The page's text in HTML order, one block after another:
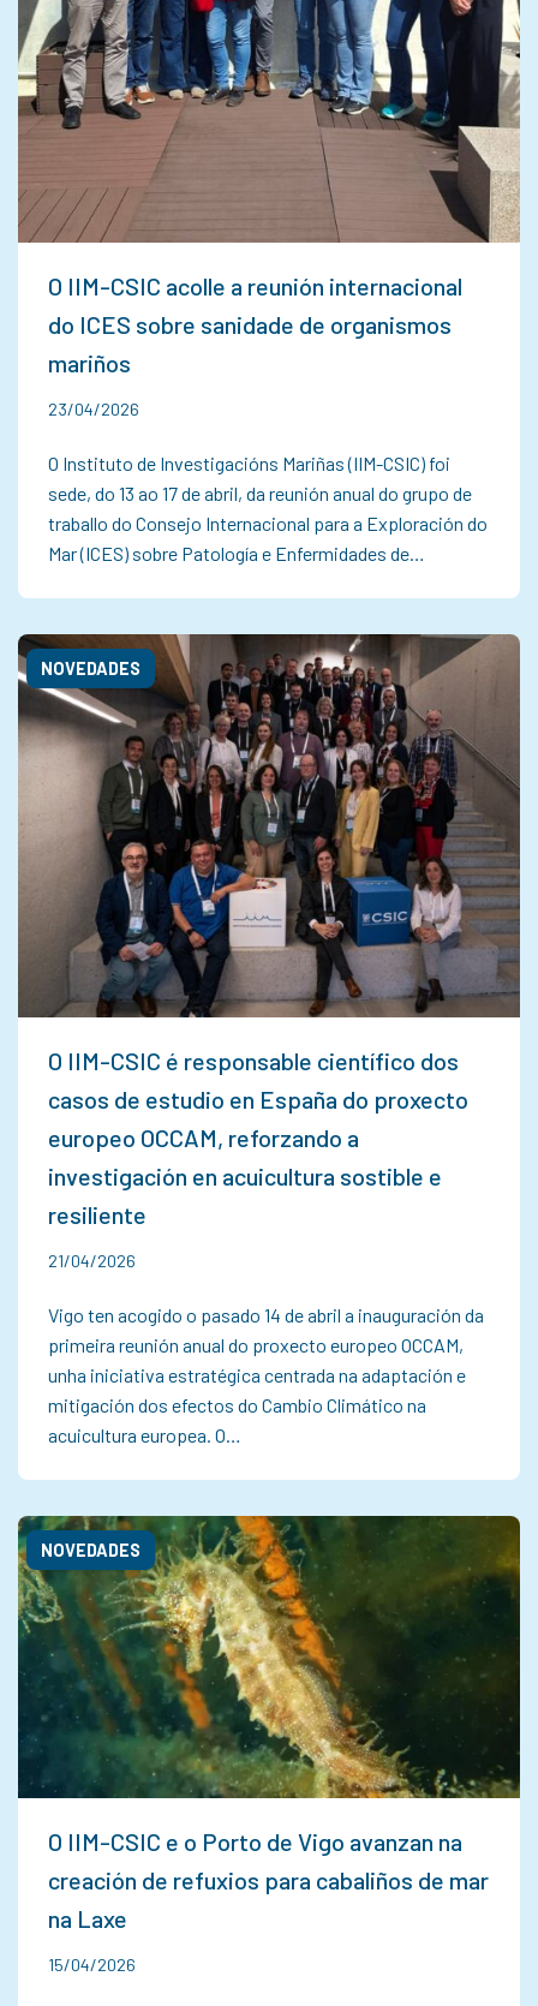
O IIM-CSIC acolle a reunión internacional
do ICES sobre sanidade de organismos
mariños
23/04/2026
O Instituto de Investigacións Mariñas (IIM-CSIC) foi
sede, do 13 ao 17 de abril, da reunión anual do grupo de
traballo do Consejo Internacional para a Exploración do
Mar (ICES) sobre Patología e Enfermidades de…
O IIM-CSIC é responsable científico dos
casos de estudio en España do proxecto
europeo OCCAM, reforzando a
investigación en acuicultura sostible e
resiliente
NOVEDADES
21/04/2026
Vigo ten acogido o pasado 14 de abril a inauguración da
primeira reunión anual do proxecto europeo OCCAM,
unha iniciativa estratégica centrada na adaptación e
mitigación dos efectos do Cambio Climático na
acuicultura europea. O…
O IIM-CSIC e o Porto de Vigo avanzan na
creación de refuxios para cabaliños de mar
na Laxe
NOVEDADES
15/04/2026